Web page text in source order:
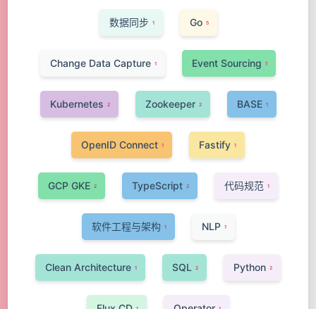
数据同步 1 Go 5
Change Data Capture 1 Event Sourcing 1
Kubernetes 2 Zookeeper 2 BASE 1
OpenID Connect 1 Fastify 1
GCP GKE 2 TypeScript 2 代码规范 1
软件工程与架构 1 NLP 1
Clean Architecture 1 SQL 2 Python 2